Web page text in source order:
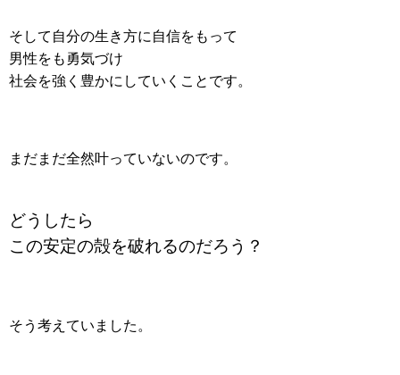
そして自分の生き方に自信をもって
男性をも勇気づけ
社会を強く豊かにしていくことです。
まだまだ全然叶っていないのです。
どうしたら
この安定の殻を破れるのだろう？
そう考えていました。